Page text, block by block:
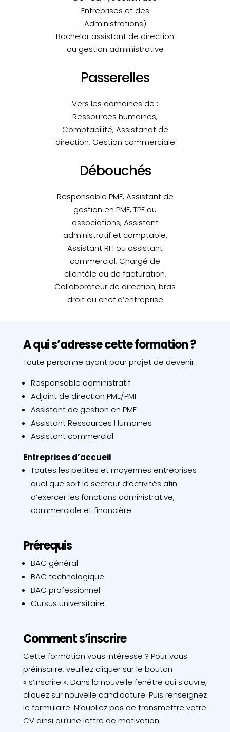
Entreprises et des
Administrations)
Bachelor assistant de direction
ou gestion administrative
Passerelles
Vers les domaines de :
Ressources humaines,
Comptabilité, Assistanat de
direction, Gestion commerciale
Débouchés
Responsable PME, Assistant de
gestion en PME, TPE ou
associations, Assistant
administratif et comptable,
Assistant RH ou assistant
commercial, Chargé de
clientèle ou de facturation,
Collaborateur de direction, bras
droit du chef d’entreprise
A qui s’adresse cette formation ?
Toute personne ayant pour projet de devenir :
Responsable administratif
Adjoint de direction PME/PMI
Assistant de gestion en PME
Assistant Ressources Humaines
Assistant commercial
Entreprises d’accueil
Toutes les petites et moyennes entreprises
quel que soit le secteur d’activités afin
d’exercer les fonctions administrative,
commerciale et financière
Prérequis
BAC général
BAC technologique
BAC professionnel
Cursus universitaire
Comment s’inscrire
Cette formation vous intéresse ? Pour vous
préinscrire, veuillez cliquer sur le bouton
« s’inscrire ». Dans la nouvelle fenêtre qui s’ouvre,
cliquez sur nouvelle candidature. Puis renseignez
le formulaire. N’oubliez pas de transmettre votre
CV ainsi qu’une lettre de motivation.